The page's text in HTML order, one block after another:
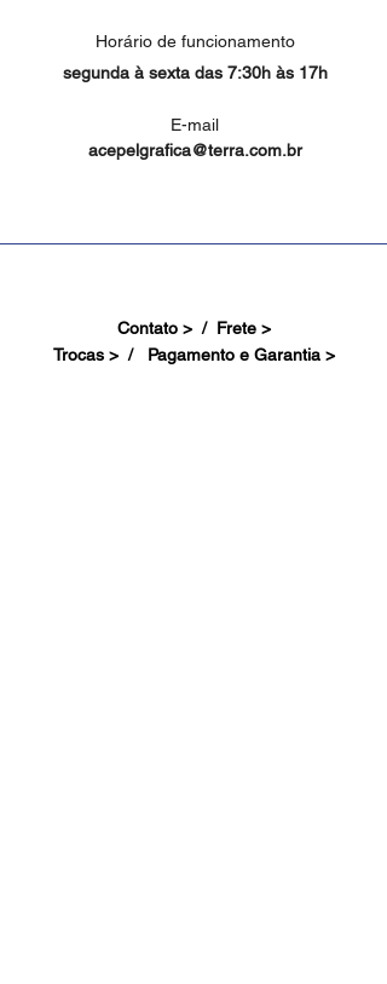
Horário de funcionamento
segunda à sexta das 7:30h às 17h
E-mail
acepelgrafica@terra.com.br
Contato > / Frete >
Trocas > / Pagamento e Garantia >